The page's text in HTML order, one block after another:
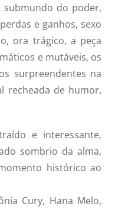
submundo do poder,
e ganhos, sexo
ora trágico, a peça
e mutáveis, os
surpreendentes na
recheada de humor,
e interessante,
sombrio da alma,
histórico ao
Cury, Hana Melo,